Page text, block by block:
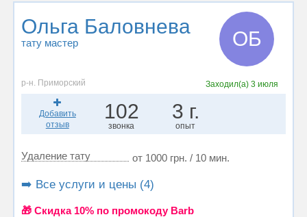
Ольга Баловнева
тату мастер ОБ
р-н. Приморский Заходил(а) 3 июля
Добавить
отзыв
102
звонка
3 г.
опыт
Удаление тату от 1000 грн. / 10 мин.
➡️ Все услуги и цены (4)
🎁 Cкидка 10% по промокоду Barb